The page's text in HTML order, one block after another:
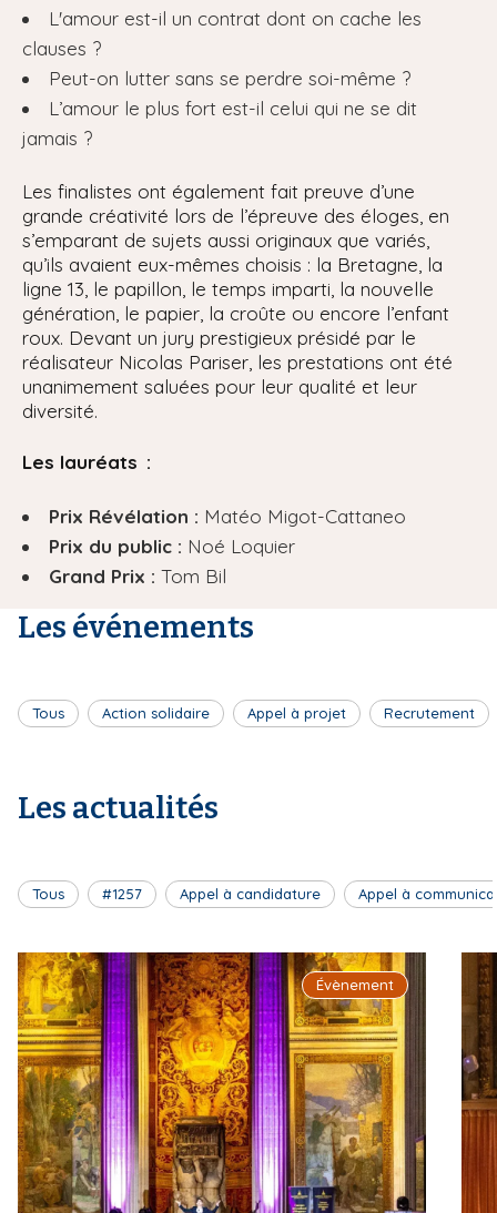
L'amour est-il un contrat dont on cache les
clauses ?
Peut-on lutter sans se perdre soi-même ?
L’amour le plus fort est-il celui qui ne se dit
jamais ?
Les finalistes ont également fait preuve d’une
grande créativité lors de l’épreuve des éloges, en
s’emparant de sujets aussi originaux que variés,
qu’ils avaient eux-mêmes choisis : la Bretagne, la
ligne 13, le papillon, le temps imparti, la nouvelle
génération, le papier, la croûte ou encore l’enfant
roux. Devant un jury prestigieux présidé par le
réalisateur Nicolas Pariser, les prestations ont été
unanimement saluées pour leur qualité et leur
diversité.
Les lauréats :
Prix Révélation : Matéo Migot-Cattaneo
Prix du public : Noé Loquier
Grand Prix : Tom Bil
Les événements
Tous Action solidaire Appel à projet Recrutement
Les actualités
Tous #1257 Appel à candidature Appel à
Évènement